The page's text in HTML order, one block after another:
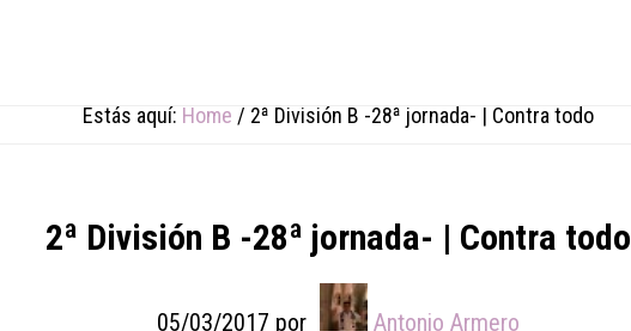
Estás aquí: Home / 2ª División B -28ª jornada- | Contra todo
2ª División B -28ª jornada- | Contra todo
05/03/2017 por Antonio Armero